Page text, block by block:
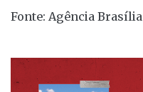
Fonte: Agência Brasília